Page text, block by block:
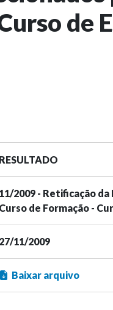
de
RESULTADO
11/2009 - Retificação
Curso de Formação -
27/11/2009
Baixar arquivo